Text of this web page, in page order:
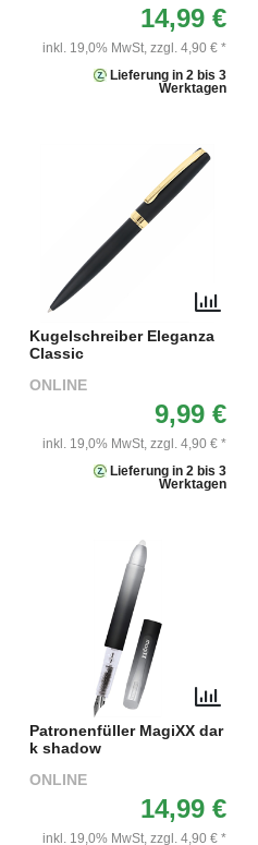
14,99 €
inkl. 19,0% MwSt, zzgl. 4,90 € *
Lieferung in 2 bis 3
Werktagen
Kugelschreiber Eleganza
Classic
ONLINE
9,99 €
inkl. 19,0% MwSt, zzgl. 4,90 € *
Lieferung in 2 bis 3
Werktagen
Patronenfüller MagiXX dar
k shadow
ONLINE
14,99 €
inkl. 19,0% MwSt, zzgl. 4,90 € *